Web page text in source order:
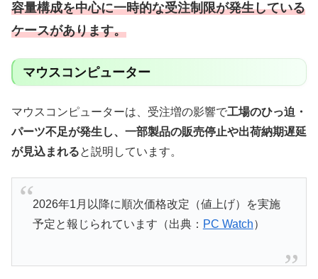
容量構成を中心に一時的な受注制限が発生している
ケースがあります。
マウスコンピューター
マウスコンピューターは、受注増の影響で工場のひっ迫・
パーツ不足が発生し、一部製品の販売停止や出荷納期遅延
が見込まれると説明しています。
2026年1月以降に順次価格改定（値上げ）を実施
予定と報じられています（出典： PC Watch）